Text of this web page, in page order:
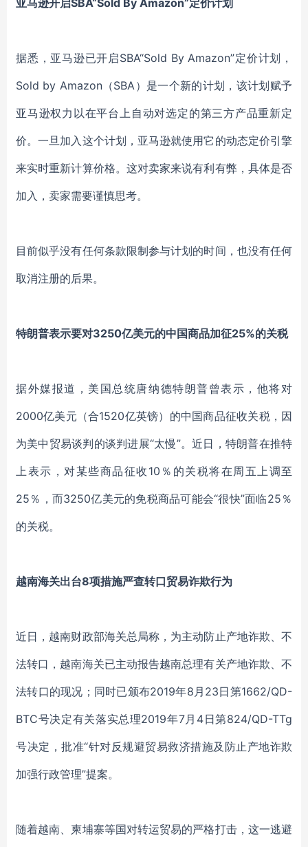
亚马逊开启SBA“Sold By Amazon”定价计划
据悉，亚马逊已开启SBA“Sold By Amazon”定价计划，
Sold by Amazon（SBA）是一个新的计划，该计划赋予
亚马逊权力以在平台上自动对选定的第三方产品重新定
价。一旦加入这个计划，亚马逊就使用它的动态定价引擎
来实时重新计算价格。这对卖家来说有利有弊，具体是否
加入，卖家需要谨慎思考。
目前似乎没有任何条款限制参与计划的时间，也没有任何
取消注册的后果。
特朗普表示要对3250亿美元的中国商品加征25%的关税
据外媒报道，美国总统唐纳德特朗普曾表示，他将对
2000亿美元（合1520亿英镑）的中国商品征收关税，因
为美中贸易谈判的谈判进展“太慢”。近日，特朗普在推特
上表示，对某些商品征收10％的关税将在周五上调至
25％，而3250亿美元的免税商品可能会“很快”面临25％
的关税。
越南海关出台8项措施严查转口贸易诈欺行为
近日，越南财政部海关总局称，为主动防止产地诈欺、不
法转口，越南海关已主动报告越南总理有关产地诈欺、不
法转口的现况；同时已颁布2019年8月23日第1662/QD-
BTC号决定有关落实总理2019年7月4日第824/QD-TTg
号决定，批准“针对反规避贸易救济措施及防止产地诈欺
加强行政管理”提案。
随着越南、柬埔寨等国对转运贸易的严格打击，这一逃避